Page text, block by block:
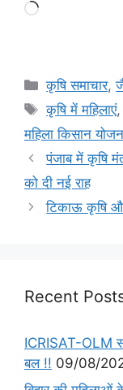
कृषि समाचार,
कृषि में महिलाएं
महिला किसान
पंजाब में कृषि
को दी नई राह
टिकाऊ कृषि
Recent
ICRISAT-OLM
बल !! 09/08/